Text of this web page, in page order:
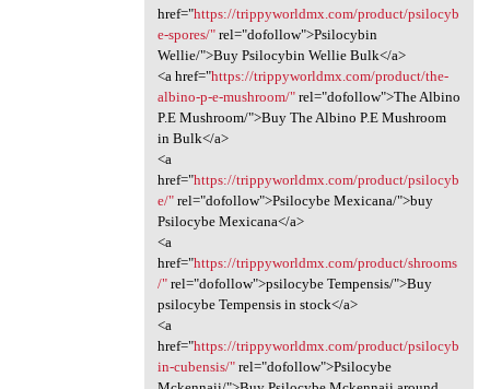
href="https://trippyworldmx.com/product/psilocyb
e-spores/"rel="dofollow">Psilocybin
Wellie/">Buy Psilocybin Wellie Bulk</a>
<a href="https://trippyworldmx.com/product/the-
albino-p-e-mushroom/"rel="dofollow">The Albino
P.E Mushroom/">Buy The Albino P.E Mushroom
in Bulk</a>
<a
href="https://trippyworldmx.com/product/psilocyb
e/"rel="dofollow">Psilocybe Mexicana/">buy
Psilocybe Mexicana</a>
<a
href="https://trippyworldmx.com/product/shrooms
/"rel="dofollow">psilocybe Tempensis/">Buy
psilocybe Tempensis in stock</a>
<a
href="https://trippyworldmx.com/product/psilocyb
in-cubensis/"rel="dofollow">Psilocybe